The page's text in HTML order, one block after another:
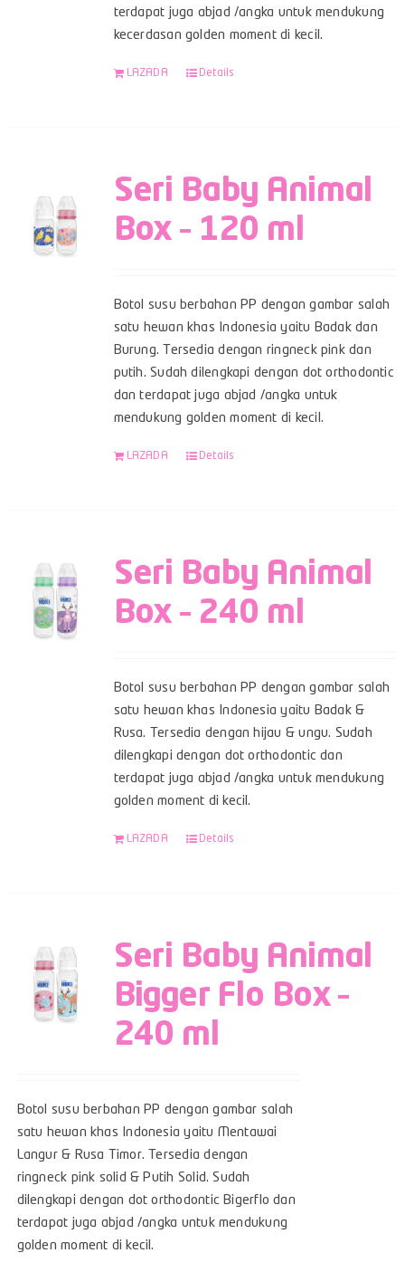
terdapat juga abjad /angka untuk mendukung
kecerdasan golden moment di kecil.
LAZADA Details
Seri Baby Animal
Box – 120 ml
Botol susu berbahan PP dengan gambar salah
satu hewan khas Indonesia yaitu Badak dan
Burung. Tersedia dengan ringneck pink dan
putih. Sudah dilengkapi dengan dot orthodontic
dan terdapat juga abjad /angka untuk
mendukung golden moment di kecil.
LAZADA Details
Seri Baby Animal
Box – 240 ml
Botol susu berbahan PP dengan gambar salah
satu hewan khas Indonesia yaitu Badak &
Rusa. Tersedia dengan hijau & ungu. Sudah
dilengkapi dengan dot orthodontic dan
terdapat juga abjad /angka untuk mendukung
golden moment di kecil.
LAZADA Details
Seri Baby Animal
Bigger Flo Box –
240 ml
Botol susu berbahan PP dengan gambar salah
satu hewan khas Indonesia yaitu Mentawai
Langur & Rusa Timor. Tersedia dengan
ringneck pink solid & Putih Solid. Sudah
dilengkapi dengan dot orthodontic Bigerflo dan
terdapat juga abjad /angka untuk mendukung
golden moment di kecil.